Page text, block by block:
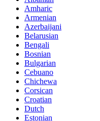
Amharic
Armenian
Azerbaijani
Belarusian
Bengali
Bosnian
Bulgarian
Cebuano
Chichewa
Corsican
Croatian
Dutch
Estonian